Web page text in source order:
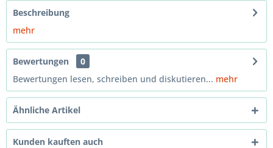
Beschreibung
mehr
Bewertungen
0
Bewertungen lesen, schreiben und diskutieren... mehr
Ähnliche Artikel
Kunden kauften auch